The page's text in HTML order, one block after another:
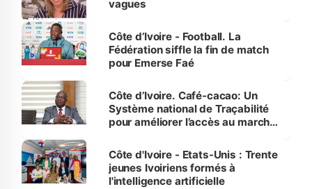
vagues
Côte d’Ivoire - Football. La
Fédération siffle la fin de match
pour Emerse Faé
Côte d’Ivoire. Café-cacao: Un
Système national de Traçabilité
pour améliorer l’accès au marché
Côte d'Ivoire - Etats-Unis : Trente
jeunes Ivoiriens formés à
l'intelligence artificielle